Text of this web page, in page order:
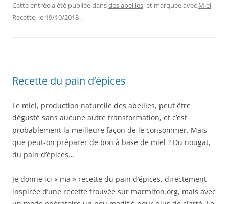
Cette entrée a été publiée dansdes abeilles, et marquée avec Miel,
Recette, le 19/10/2018 .
Recette du pain d’épices
Le miel, production naturelle des abeilles, peut être
dégusté sans aucune autre transformation, et c’est
probablement la meilleure façon de le consommer. Mais
que peut-on préparer de bon à base de miel ? Du nougat,
du pain d’épices…
Je donne ici « ma » recette du pain d’épices, directement
inspirée d’une recette trouvée sur marmiton.org, mais avec